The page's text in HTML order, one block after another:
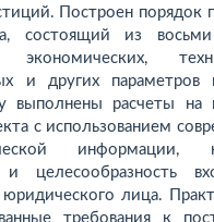
Построен порядок
состоящий из восьми
и других параметров
выполнены расчеты на
с использованием
информации,
целесообразность
лица.
требования к